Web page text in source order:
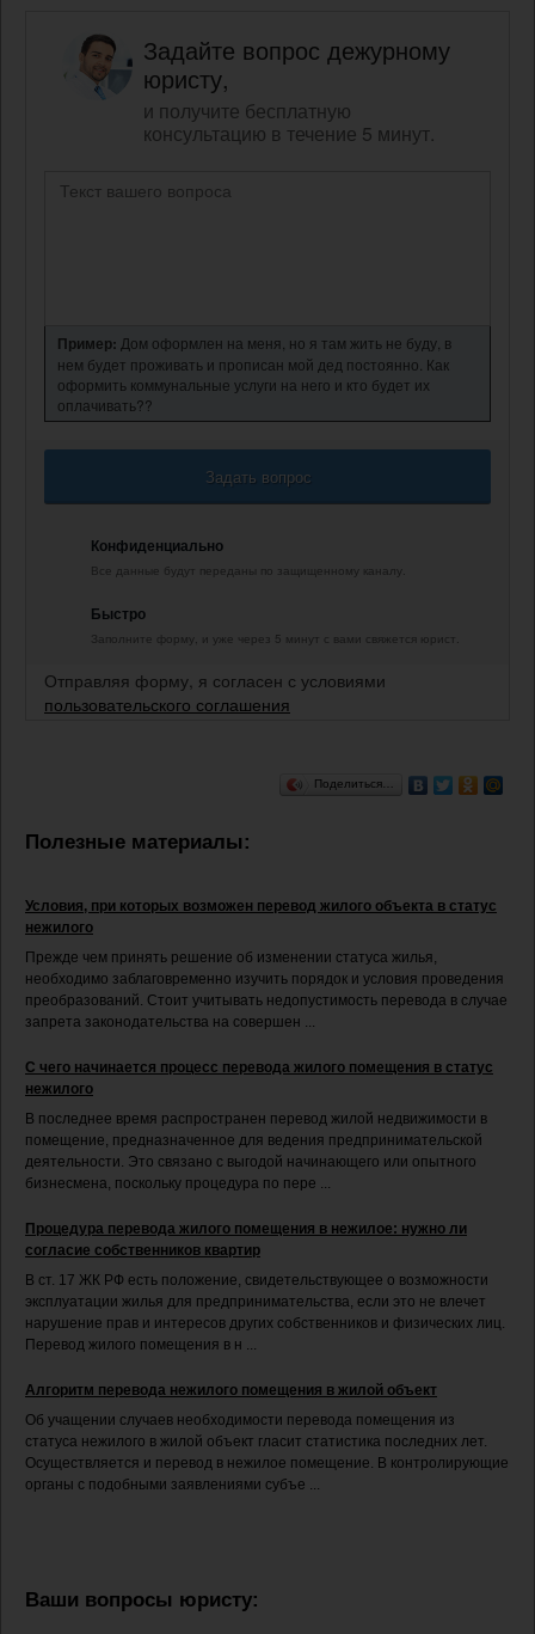
Задайте вопрос дежурному
юристу,
и получите бесплатную
консультацию в течение 5 минут.
Пример: Дом оформлен на меня, но я там жить не буду, в
нем будет проживать и прописан мой дед постоянно. Как
оформить коммунальные услуги на него и кто будет их
оплачивать??
Задать вопрос
Конфиденциально
Все данные будут переданы по защищенному каналу.
Быстро
Заполните форму, и уже через 5 минут с вами свяжется юрист.
Отправляя форму, я согласен с условиями
пользовательского соглашения
Поделиться…
Полезные материалы:
Условия, при которых возможен перевод жилого объекта в статус
нежилого
Прежде чем принять решение об изменении статуса жилья,
необходимо заблаговременно изучить порядок и условия проведения
преобразований. Стоит учитывать недопустимость перевода в случае
запрета законодательства на совершен ...
С чего начинается процесс перевода жилого помещения в статус
нежилого
В последнее время распространен перевод жилой недвижимости в
помещение, предназначенное для ведения предпринимательской
деятельности. Это связано с выгодой начинающего или опытного
бизнесмена, поскольку процедура по пере ...
Процедура перевода жилого помещения в нежилое: нужно ли
согласие собственников квартир
В ст. 17 ЖК РФ есть положение, свидетельствующее о возможности
эксплуатации жилья для предпринимательства, если это не влечет
нарушение прав и интересов других собственников и физических лиц.
Перевод жилого помещения в н ...
Алгоритм перевода нежилого помещения в жилой объект
Об учащении случаев необходимости перевода помещения из
статуса нежилого в жилой объект гласит статистика последних лет.
Осуществляется и перевод в нежилое помещение. В контролирующие
органы с подобными заявлениями субъе ...
Ваши вопросы юристу: